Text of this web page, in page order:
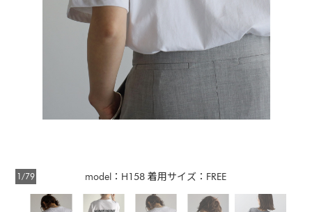
model：H158 着用サイズ：FREE
1/79